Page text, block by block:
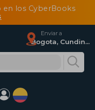
en los CyberBooks
Enviar a
Bogota, Cundinamarca